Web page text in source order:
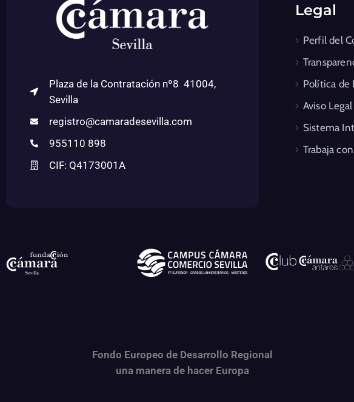
Plaza de la Contratación nº8 41004,
Sevilla
registro@camaradesevilla.com
955110 898
CIF: Q4173001A
Legal
Perfil del
Política de
Aviso Legal
Sistema
Trabaja
Fondo Europeo de Desarrollo Regional
una manera de hacer Europa